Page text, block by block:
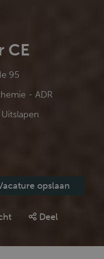
CE
95
- ADR
Uitslapen
opslaan
Deel